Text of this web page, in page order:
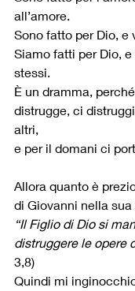
all’amore.
Sono fatto per Dio, e
Siamo fatti per Dio,
stessi.
È un dramma,
distrugge, ci
altri,
e per il domani ci
Allora quanto è
di Giovanni nella
“Il Figlio di Dio si
distruggere le opere
3,8)
Quindi mi